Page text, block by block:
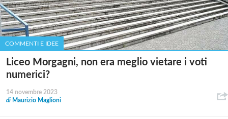
COMMENTI E IDEE
Liceo Morgagni, non era meglio vietare i voti
numerici?
14 novembre 2023
di Maurizio Maglioni